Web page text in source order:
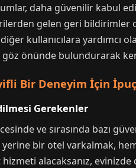
daha güvenilir kabul
gelen geri bildirimler
kullanıcılara
önünde bulundurarak
Bir Deneyim İçin
Gerekenler
ve sırasında bazı
bir otel varkalmak,
alacaksanız,